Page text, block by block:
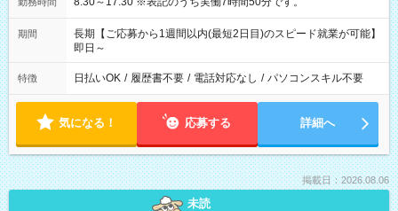
期間
長期【ご応募から1週間以内(最短2日目)のスピード就業が可能】
即日～
特徴 日払いOK / 履歴書不要 / 電話対応なし / パソコンスキル不要
気になる！ 応募する 詳細へ
掲載日：2026.08.06
未読